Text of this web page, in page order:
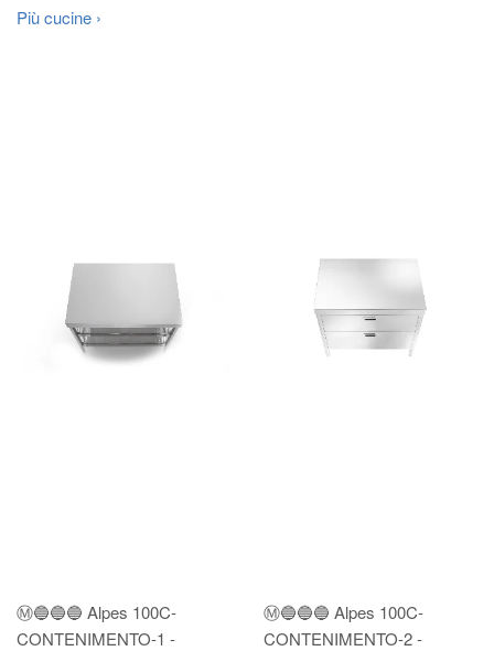
Più cucine ›
Ⓜ️🔵🔵🔵 Alpes 100C-
CONTENIMENTO-1 -
Ⓜ️🔵🔵🔵 Alpes 100C-
CONTENIMENTO-2 -